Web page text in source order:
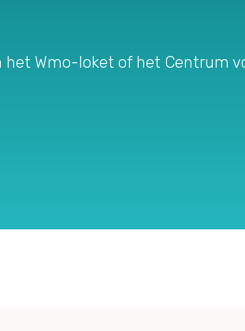
het Wmo-loket of het Centrum